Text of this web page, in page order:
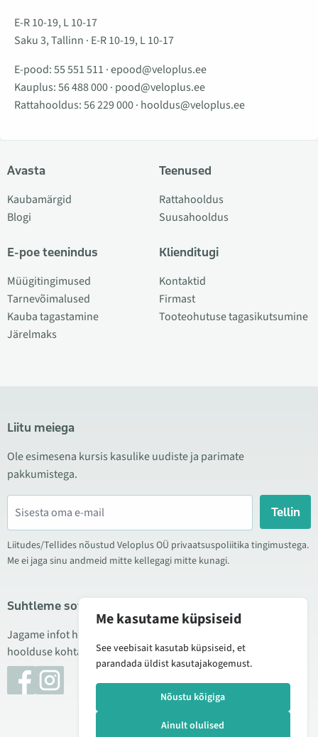
E-R 10-19, L 10-17
Saku 3, Tallinn · E-R 10-19, L 10-17
E-pood:55 551 511 ·epood@veloplus.ee
Kauplus:56 488 000· pood@veloplus.ee
Rattahooldus:56 229 000· hooldus@veloplus.ee
Avasta
Kaubamärgid
Blogi
E-poe teenindus
Müügitingimused
Tarnevõimalused
Kauba tagastamine
Järelmaks
Teenused
Rattahooldus
Suusahooldus
Klienditugi
Kontaktid
Firmast
Tooteohutuse tagasikutsumine
Liitu meiega
Ole esimesena kursis kasulike uudiste ja parimate
pakkumistega.
Tellin
Liitudes/Tellides nõustud Veloplus OÜ privaatsuspoliitika tingimustega.
Me ei jaga sinu andmeid mitte kellegagi mitte kunagi.
Suhtleme sotsiaalmeedias
Jagame infot hea hinna kampaaniate, uute toodete ning
hoolduse kohta. Mõnikord teeme ka tooteülevaateid.
Me kasutame küpsiseid
See veebisait kasutab küpsiseid, et
parandada üldist kasutajakogemust.
Nõustu kõigiga
Ainult olulised